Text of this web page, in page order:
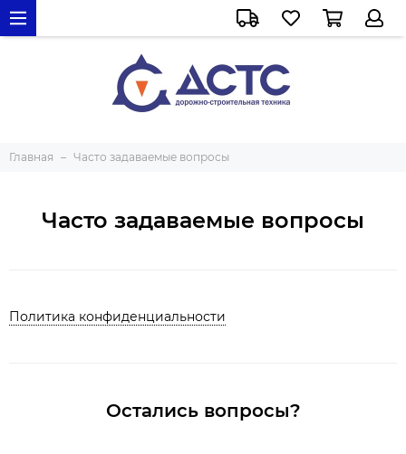
Главная Часто задаваемые вопросы
Часто задаваемые вопросы
Политика конфиденциальности
Остались вопросы?